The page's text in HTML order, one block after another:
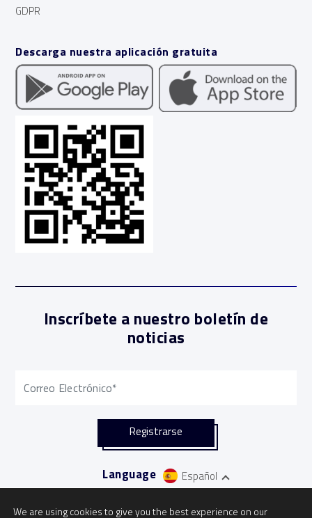
GDPR
Descarga nuestra aplicación gratuita
Inscríbete a nuestro boletín de
noticias
Language Español
We are using cookies to give you the best experience on our